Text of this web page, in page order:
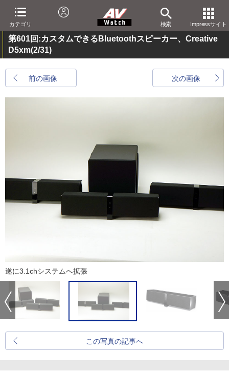
カテゴリ 検索 Impressサイト
第601回:カスタムできるBluetoothスピーカー、Creative
D5xm(2/31)
前の画像 次の画像
遂に3.1chシステムへ拡張
この写真の記事へ